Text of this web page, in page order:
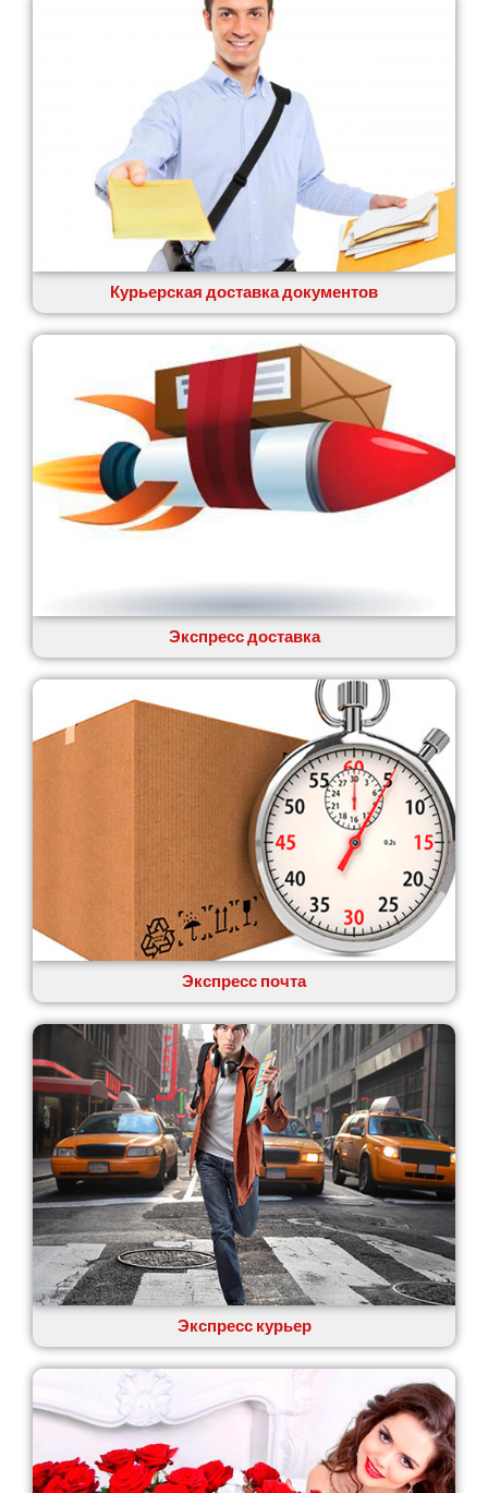
Великий Омеляник
Верхнеднепровск
Вита-Почтовая
Вольнянск
Вознесенск
Южноукраинск
Запорожье
Заречаны
Зазимье
Здолбунов
Змиев
Звенигородка
Звягель
Курьерская доставка документов
Экспресс доставка
Экспресс почта
Экспресс курьер